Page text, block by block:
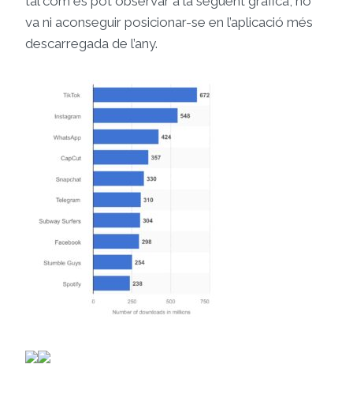
va ni aconseguir posicionar-se en l’aplicació més
descarregada de l’any.